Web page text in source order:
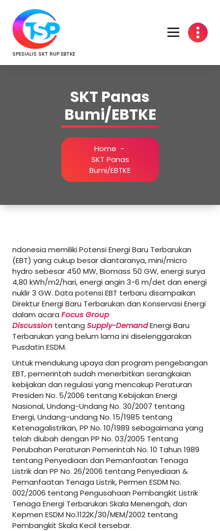
content
SPESIALIS SKT RUP EBTKE
SKT Panas
Bumi/EBTKE
Home -
SKT Panas
Bumi/EBTKE
ndonesia memiliki Potensi Energi Baru Terbarukan
(EBT) yang cukup besar diantaranya, mini/micro
hydro sebesar 450 MW, Biomass 50 GW, energi surya
4,80 kWh/m2/hari, energi angin 3-6 m/det dan energi
nuklir 3 GW. Data potensi EBT terbaru disampaikan
Direktur Energi Baru Terbarukan dan Konservasi Energi
dalam acara Focus Group
Discussion tentang Supply-DemandEnergi Baru
Terbarukan yang belum lama ini diselenggarakan
Pusdatin ESDM.
Untuk mendukung upaya dan program pengebangan
EBT, pemerintah sudah menerbitkan serangkaian
kebijakan dan regulasi yang mencakup Peraturan
Presiden No. 5/2006 tentang Kebijakan Energi
Nasional, Undang-Undang No. 30/2007 tentang
Energi, Undang-undang No. 15/1985 tentang
Ketenagalistrikan, PP No. 10/1989 sebagaimana yang
telah diubah dengan PP No. 03/2005 Tentang
Perubahan Peraturan Pemerintah No. 10 Tahun 1989
tentang Penyediaan dan Pemanfaatan Tenaga
Listrik dan PP No. 26/2006 tentang Penyediaan &
Pemanfaatan Tenaga Listrik, Permen ESDM No.
002/2006 tentang Pengusahaan Pembangkit Listrik
Tenaga Energi Terbarukan Skala Menengah, dan
Kepmen ESDM No.1122K/30/MEM/2002 tentang
Pembangkit Skala Kecil tersebar.